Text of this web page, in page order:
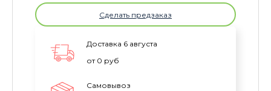
Сделать предзаказ
Доставка 6 августа
от 0 руб
Самовывоз